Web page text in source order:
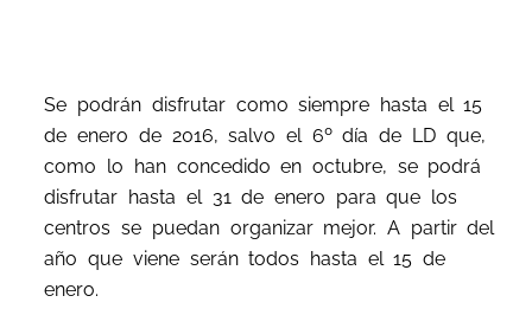
Se podrán disfrutar como siempre hasta el 15
de enero de 2016, salvo el 6º día de LD que,
como lo han concedido en octubre, se podrá
disfrutar hasta el 31 de enero para que los
centros se puedan organizar mejor. A partir del
año que viene serán todos hasta el 15 de
enero.